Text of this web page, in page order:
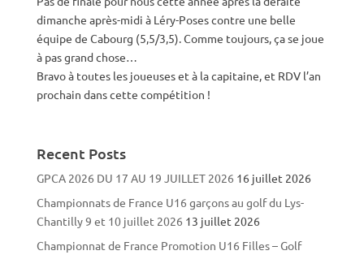
dimanche après-midi à Léry-Poses contre une belle
équipe de Cabourg (5,5/3,5). Comme toujours, ça se joue
à pas grand chose…
Bravo à toutes les joueuses et à la capitaine, et RDV l’an
prochain dans cette compétition !
Recent Posts
GPCA 2026 DU 17 AU 19 JUILLET 2026 16 juillet 2026
Championnats de France U16 garçons au golf du Lys-
Chantilly 9 et 10 juillet 2026 13 juillet 2026
Championnat de France Promotion U16 Filles – Golf